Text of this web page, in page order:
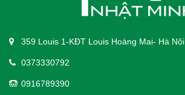
359 Louis 1-KĐT Louis Hoàng Mai- Hà Nội
0373330792
0916789390